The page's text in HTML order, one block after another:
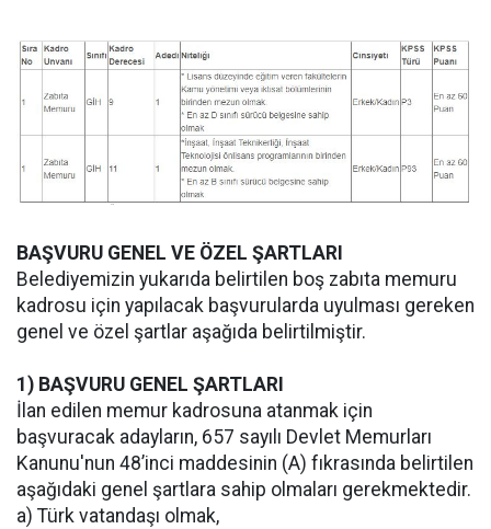
BAŞVURU GENEL VE ÖZEL ŞARTLARI
Belediyemizin yukarıda belirtilen boş zabıta memuru
kadrosu için yapılacak başvurularda uyulması gereken
genel ve özel şartlar aşağıda belirtilmiştir.
1) BAŞVURU GENEL ŞARTLARI
İlan edilen memur kadrosuna atanmak için
başvuracak adayların, 657 sayılı Devlet Memurları
Kanunu'nun 48’inci maddesinin (A) fıkrasında belirtilen
aşağıdaki genel şartlara sahip olmaları gerekmektedir.
a) Türk vatandaşı olmak,